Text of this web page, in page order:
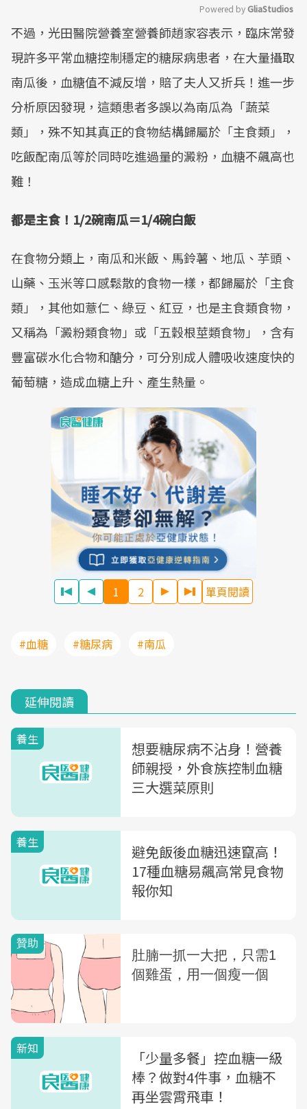
Mute
Powered by GliaStudios
不過，光田醫院營養室營養師趙家容表示，臨床常發
現許多平常血糖控制穩定的糖尿病患者，在大量攝取
南瓜後，血糖值不減反增，賠了夫人又折兵！進一步
分析原因發現，這類患者多誤以為南瓜為「蔬菜
類」，殊不知其真正的食物結構歸屬於「主食類」，
吃飯配南瓜等於同時吃進過量的澱粉，血糖不飆高也
難！
都是主食！1/2碗南瓜＝1/4碗白飯
在食物分類上，南瓜和米飯、馬鈴薯、地瓜、芋頭、
山藥、玉米等口感鬆散的食物一樣，都歸屬於「主食
類」，其他如薏仁、綠豆、紅豆，也是主食類食物，
又稱為「澱粉類食物」或「五穀根莖類食物」，含有
豐富碳水化合物和醣分，可分別成人體吸收速度快的
葡萄糖，造成血糖上升、產生熱量。
1 2 單頁閱讀
#血糖 #糖尿病 #南瓜
延伸閱讀
養生
想要糖尿病不沾身！營養
師親授，外食族控制血糖
三大選菜原則
養生
避免飯後血糖迅速竄高！
17種血糖易飆高常見食物
報你知
新知
「少量多餐」控血糖一級
棒？做對4件事，血糖不
再坐雲霄飛車！